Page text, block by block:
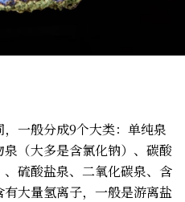
一般分成9个大类：单纯泉
泉（大多是含氯化钠）、碳酸
硫酸盐泉、二氧化碳泉、含
大量氢离子，一般是游离盐